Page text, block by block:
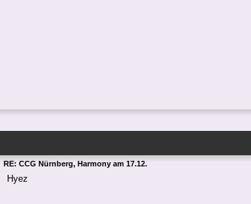
RE: CCG Nürnberg, Harmony am 17.12.
Hyez